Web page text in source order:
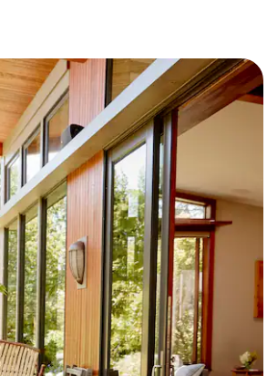
en omlaag, óf door te tikken of swipen.